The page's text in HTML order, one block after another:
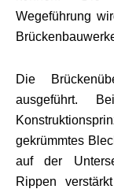
Wegeführung
Die
ausgeführt.
gekrümmtes
auf der
Rippen